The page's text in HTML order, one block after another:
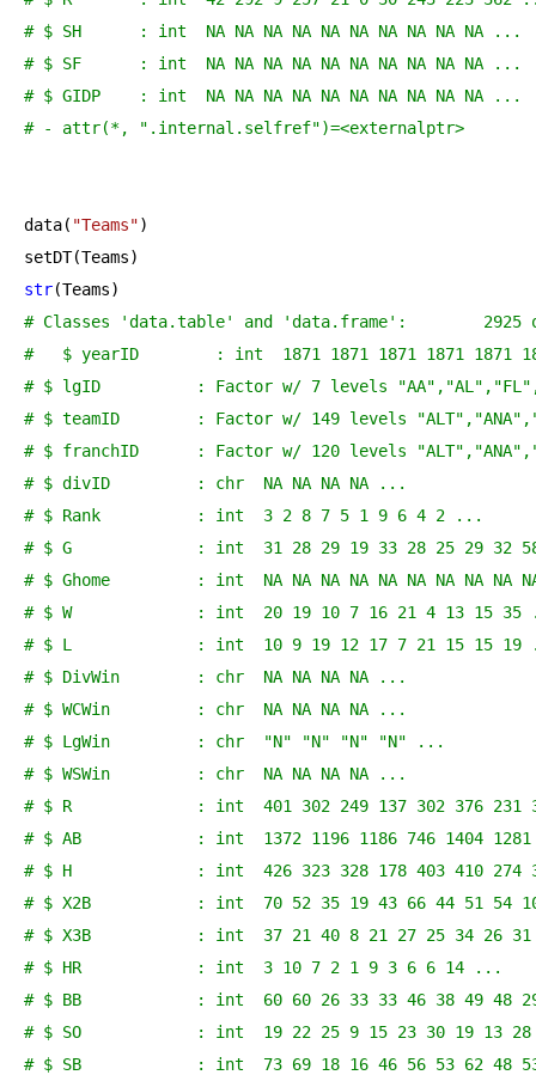
# $ SH      : int  NA NA NA NA NA NA NA NA NA NA ...
# $ SF      : int  NA NA NA NA NA NA NA NA NA NA ...
# $ GIDP    : int  NA NA NA NA NA NA NA NA NA NA ...
# - attr(*, ".internal.selfref")=<externalptr>
data( "Teams")
str
# Classes
#   $ yearID        : int  1871 1871 1871 1871 1871
# $ lgID          : Factor w/ 7 levels
# $ teamID        : Factor w/ 149 levels
# $ franchID      : Factor w/ 120 levels
# $ divID         : chr  NA NA NA NA ...
# $ Rank          : int  3 2 8 7 5 1 9 6 4 2 ...
# $ G             : int  31 28 29 19 33 28 25 29 32
# $ Ghome         : int  NA NA NA NA NA NA NA NA NA
# $ W             : int  20 19 10 7 16 21 4 13 15
# $ L             : int  10 9 19 12 17 7 21 15 15 19
# $ DivWin        : chr  NA NA NA NA ...
# $ WCWin         : chr  NA NA NA NA ...
# $ LgWin         : chr  "N" "N" "N" "N" ...
# $ WSWin         : chr  NA NA NA NA ...
# $ R             : int  401 302 249 137 302 376 231
# $ AB            : int  1372 1196 1186 746 1404 1281
# $ H             : int  426 323 328 178 403 410 274
# $ X2B           : int  70 52 35 19 43 66 44 51 54
# $ X3B           : int  37 21 40 8 21 27 25 34 26
# $ HR            : int  3 10 7 2 1 9 3 6 6 14 ...
# $ BB            : int  60 60 26 33 33 46 38 49 48
# $ SO            : int  19 22 25 9 15 23 30 19 13
# $ SB            : int  73 69 18 16 46 56 53 62 48